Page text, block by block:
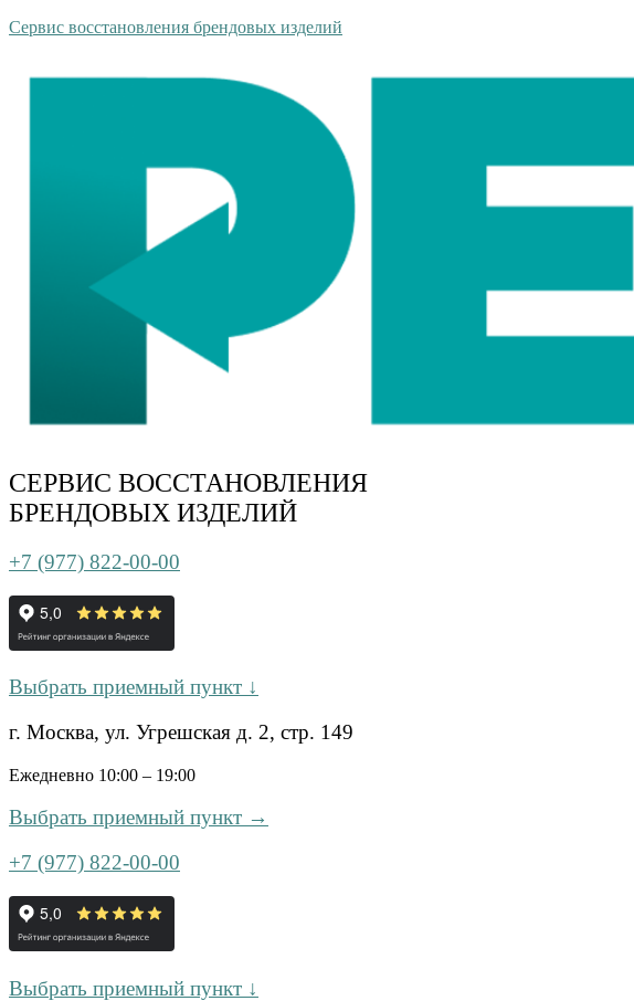
Сервис восстановления брендовых изделий
СЕРВИС ВОССТАНОВЛЕНИЯ
БРЕНДОВЫХ ИЗДЕЛИЙ
+7 (977) 822-00-00
Выбрать приемный пункт ↓
г. Москва, ул. Угрешская д. 2, стр. 149
Ежедневно 10:00 – 19:00
Выбрать приемный пункт →
+7 (977) 822-00-00
Выбрать приемный пункт ↓